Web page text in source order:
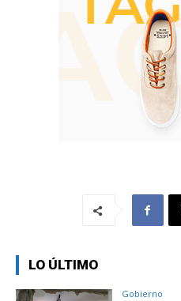
LO ÚLTIMO
Gobierno